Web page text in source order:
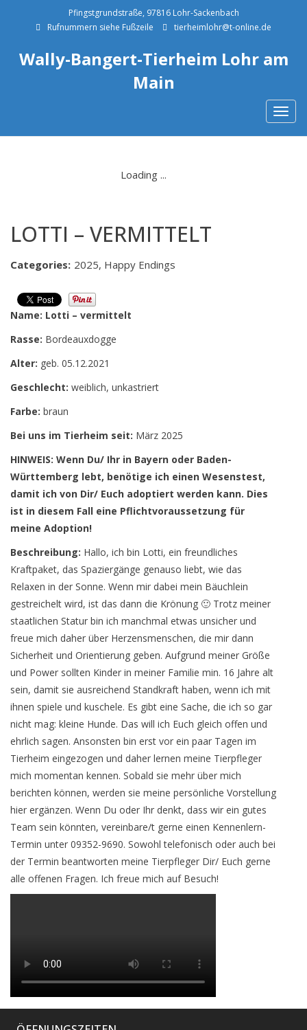
Pfingstgrundstraße, 97816 Lohr-Sackenbach
Rufnummern siehe Fußzeile
tierheimlohr@t-online.de
Wally-Bangert-Tierheim Lohr am
Main
LOTTI – VERMITTELT
Categories: 2025, Happy Endings
Name: Lotti – vermittelt
Rasse: Bordeauxdogge
Alter: geb. 05.12.2021
Geschlecht: weiblich, unkastriert
Farbe: braun
Bei uns im Tierheim seit: März 2025
HINWEIS: Wenn Du/ Ihr in Bayern oder Baden-
Württemberg lebt, benötige ich einen Wesenstest,
damit ich von Dir/ Euch adoptiert werden kann. Dies
ist in diesem Fall eine Pflichtvoraussetzung für
meine Adoption!
Beschreibung: Hallo, ich bin Lotti, ein freundliches
Kraftpaket, das Spaziergänge genauso liebt, wie das
Relaxen in der Sonne. Wenn mir dabei mein Bäuchlein
gestreichelt wird, ist das dann die Krönung 🙂 Trotz meiner
staatlichen Statur bin ich manchmal etwas unsicher und
freue mich daher über Herzensmenschen, die mir dann
Sicherheit und Orientierung geben. Aufgrund meiner Größe
und Power sollten Kinder in meiner Familie min. 16 Jahre alt
sein, damit sie ausreichend Standkraft haben, wenn ich mit
ihnen spiele und kuschele. Es gibt eine Sache, die ich so gar
nicht mag: kleine Hunde. Das will ich Euch gleich offen und
ehrlich sagen. Ansonsten bin erst vor ein paar Tagen im
Tierheim eingezogen und daher lernen meine Tierpfleger
mich momentan kennen. Sobald sie mehr über mich
berichten können, werden sie meine persönliche Vorstellung
hier ergänzen. Wenn Du oder Ihr denkt, dass wir ein gutes
Team sein könnten, vereinbare/t gerne einen Kennenlern-
Termin unter 09352-9690. Sowohl telefonisch oder auch bei
der Termin beantworten meine Tierpfleger Dir/ Euch gerne
alle offenen Fragen. Ich freue mich auf Besuch!